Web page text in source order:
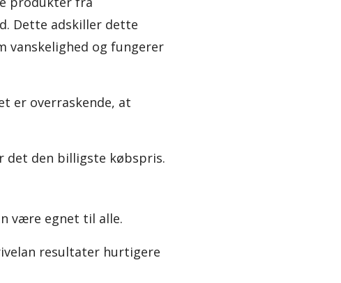
Dette adskiller dette
vanskelighed og fungerer
er overraskende, at
det den billigste købspris.
være egnet til alle.
resultater hurtigere